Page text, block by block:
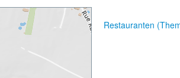
Restauranten